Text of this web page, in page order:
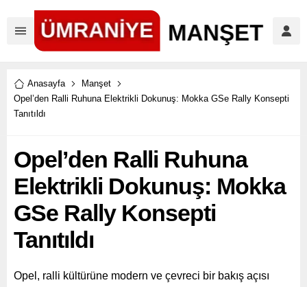
Anasayfa
Manşet
Opel’den Ralli Ruhuna Elektrikli Dokunuş: Mokka GSe Rally Konsepti
Tanıtıldı
Opel’den Ralli Ruhuna
Elektrikli Dokunuş: Mokka
GSe Rally Konsepti
Tanıtıldı
Opel, ralli kültürüne modern ve çevreci bir bakış açısı